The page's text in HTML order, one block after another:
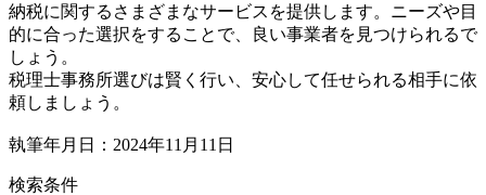
納税に関するさまざまなサービスを提供します。ニーズや目
的に合った選択をすることで、良い事業者を見つけられるで
しょう。
税理士事務所選びは賢く行い、安心して任せられる相手に依
頼しましょう。
執筆年月日：2024年11月11日
検索条件